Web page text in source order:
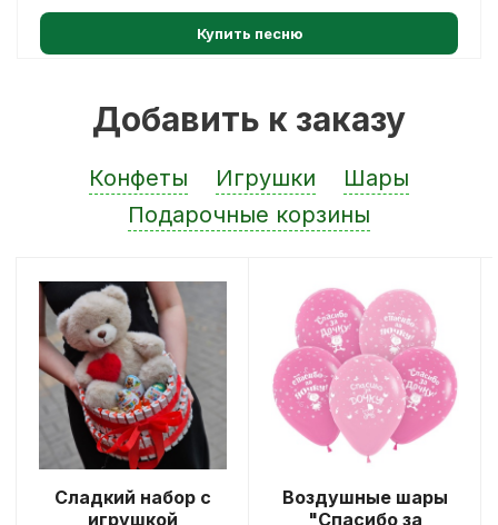
Купить песню
Добавить к заказу
Конфеты Игрушки
Шары
Подарочные корзины
Сладкий набор с
игрушкой
Воздушные шары
"Спасибо за